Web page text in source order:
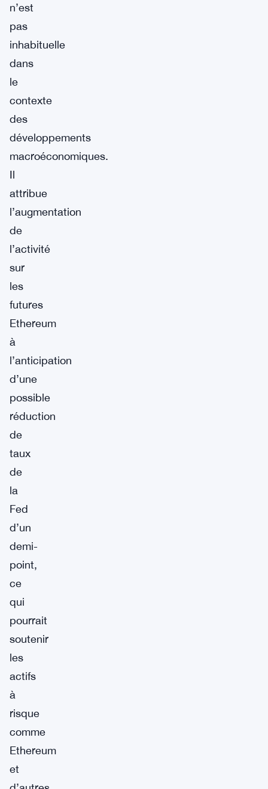
n’est
pas
inhabituelle
dans
le
contexte
des
développements
macroéconomiques.
Il
attribue
l’augmentation
de
l’activité
sur
les
futures
Ethereum
à
l’anticipation
d’une
possible
réduction
de
taux
de
la
Fed
d’un
demi-
point,
ce
qui
pourrait
soutenir
les
actifs
à
risque
comme
Ethereum
et